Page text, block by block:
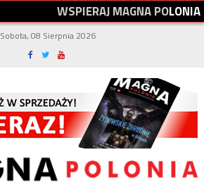
WSPIERAJMAGNAPOLONIA
Sobota, 08 Sierpnia 2026